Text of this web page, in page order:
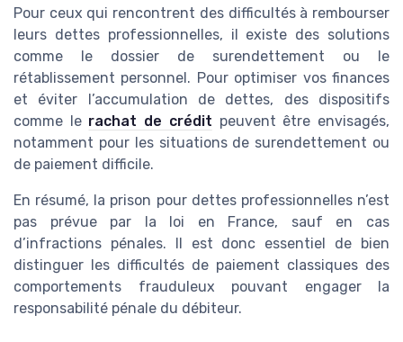
Pour ceux qui rencontrent des difficultés à rembourser
leurs dettes professionnelles, il existe des solutions
comme le dossier de surendettement ou le
rétablissement personnel. Pour optimiser vos finances
et éviter l’accumulation de dettes, des dispositifs
comme le rachat de crédit peuvent être envisagés,
notamment pour les situations de surendettement ou
de paiement difficile.
En résumé, la prison pour dettes professionnelles n’est
pas prévue par la loi en France, sauf en cas
d’infractions pénales. Il est donc essentiel de bien
distinguer les difficultés de paiement classiques des
comportements frauduleux pouvant engager la
responsabilité pénale du débiteur.